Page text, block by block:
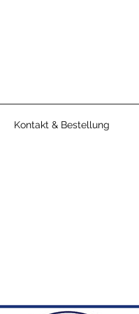
Kontakt & Bestellung